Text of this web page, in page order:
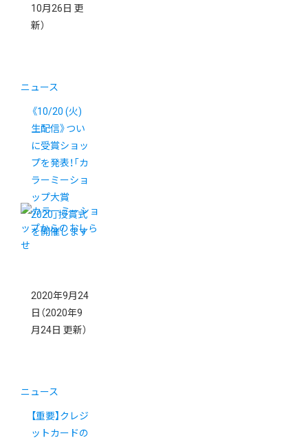
10月26日 更
新）
ニュース
《10/20 (火)
生配信》つい
に受賞ショッ
プを発表！「カ
ラーミーショ
ップ大賞
2020」授賞式
を開催します
2020年9月24
日 （2020年9
月24日 更新）
ニュース
【重要】クレジ
ットカードの